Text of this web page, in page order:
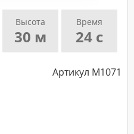
Высота
30 м
Время
24 с
Артикул M1071